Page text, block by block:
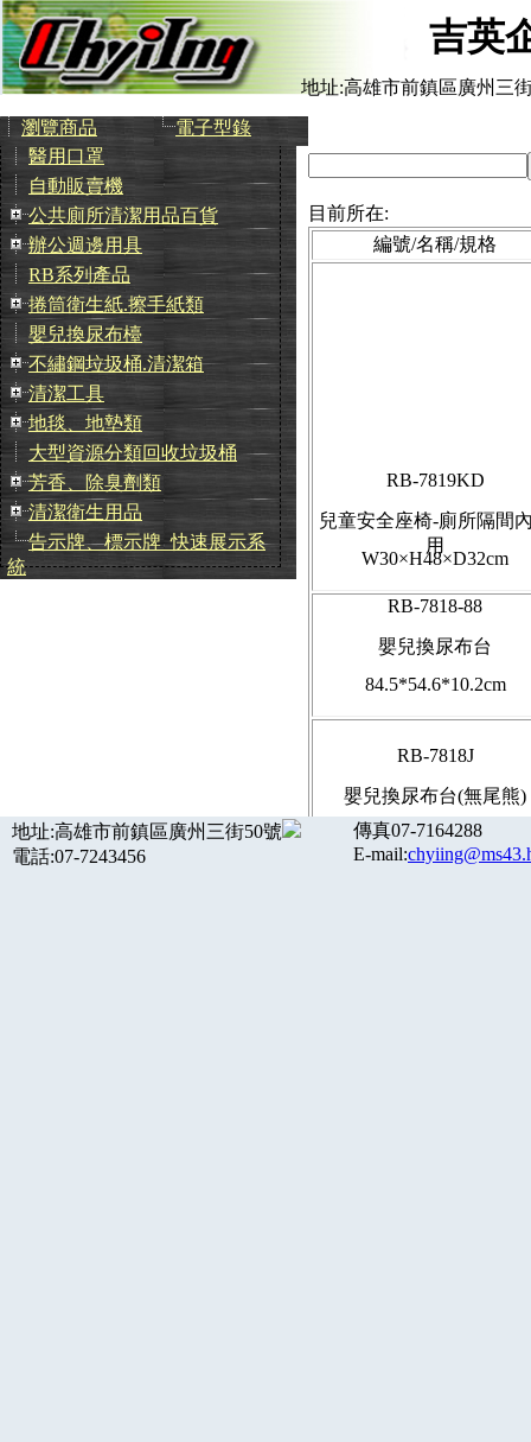
吉英
地址:高雄市前鎮區廣州三
瀏覽商品
電子型錄
醫用口罩
自動販賣機
公共廁所清潔用品百貨
辦公週邊用具
RB系列產品
捲筒衛生紙.擦手紙類
嬰兒換尿布檯
不繡鋼垃圾桶.清潔箱
清潔工具
地毯、地墊類
大型資源分類回收垃圾桶
芳香、除臭劑類
清潔衛生用品
告示牌、標示牌_快速展示系
統
目前所在:
編號/名稱/規格
RB-7819KD
兒童安全座椅-廁所隔間
用
W30×H48×D32cm
RB-7818-88
嬰兒換尿布台
84.5*54.6*10.2cm
RB-7818J
嬰兒換尿布台(無尾熊)
889*508*102mm
地址:高雄市前鎮區廣州三街50號
電話:07-7243456
傳真07-7164288
E-mail: